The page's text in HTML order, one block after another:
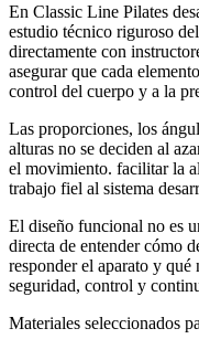
En Classic Line Pilates
estudio técnico riguroso
directamente con
asegurar que cada
control del cuerpo y a la
Las proporciones, los
alturas no se deciden al
el movimiento. facilitar la
trabajo fiel al sistema
El diseño funcional no es
directa de entender cómo
responder el aparato y qué
seguridad, control y
Materiales seleccionados